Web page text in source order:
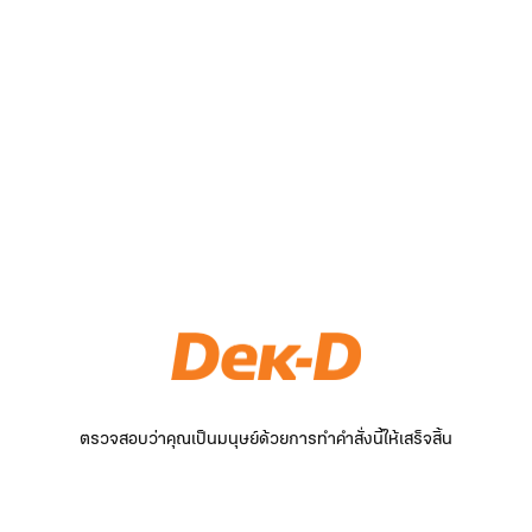
ตรวจสอบว่าคุณเป็นมนุษย์ด้วยการทำคำสั่งนี้ให้เสร็จสิ้น